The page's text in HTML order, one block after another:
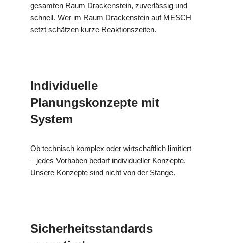
gesamten Raum Drackenstein, zuverlässig und
schnell. Wer im Raum Drackenstein auf MESCH
setzt schätzen kurze Reaktionszeiten.
Individuelle
Planungskonzepte mit
System
Ob technisch komplex oder wirtschaftlich limitiert
– jedes Vorhaben bedarf individueller Konzepte.
Unsere Konzepte sind nicht von der Stange.
Sicherheitsstandards